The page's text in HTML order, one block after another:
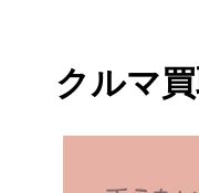
クルマ